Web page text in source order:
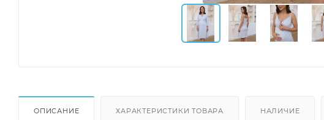
ОПИСАНИЕ ХАРАКТЕРИСТИКИ ТОВАРА НАЛИЧИЕ